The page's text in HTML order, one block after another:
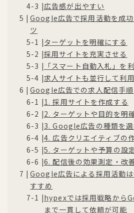
広告感が出やすい
Google広告で採用活動を成
ツ
ターゲットを明確にする
採用サイトを充実させる
「スマート自動入札」を
求人サイトも並行して利
Google広告での求人配信手順
1. 採用サイトを作成する
2. ターゲットや目的を明
3. Google広告の種類を選
4. 広告クリエイティブの
5. ターゲットや予算の設
6. 配信後の効果測定・改
Google広告による採用活動
すすめ
hypexでは採用戦略から
まで一貫して依頼が可能